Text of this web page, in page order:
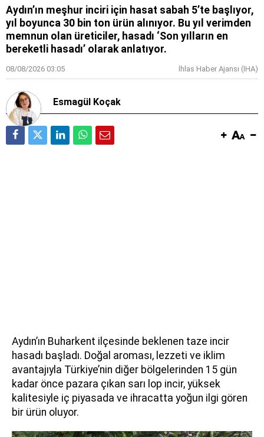
Aydın’ın meşhur inciri için hasat sabah 5’te başlıyor,
yıl boyunca 30 bin ton ürün alınıyor. Bu yıl verimden
memnun olan üreticiler, hasadı ‘Son yılların en
bereketli hasadı’ olarak anlatıyor.
08/08/2026 03:05 İhlas Haber Ajansı (IHA)
Esmagül Koçak
Aydın’ın Buharkent ilçesinde beklenen taze incir
hasadı başladı. Doğal aroması, lezzeti ve iklim
avantajıyla Türkiye’nin diğer bölgelerinden 15 gün
kadar önce pazara çıkan sarı lop incir, yüksek
kalitesiyle iç piyasada ve ihracatta yoğun ilgi gören
bir ürün oluyor.